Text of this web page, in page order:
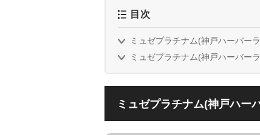
目次
ミュゼプラチナム(神戸ハーバー
ミュゼプラチナム(神戸ハーバー
ミュゼプラチナム(神戸ハー